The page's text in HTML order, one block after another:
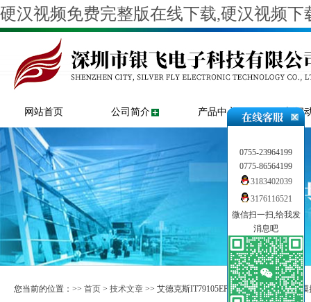
硬汉视频免费完整版在线下载,硬汉视频
网站首页 公司简介 产品中心 新闻
您当前的位置：>> 首页 > 技术文章 >> 艾德克斯IT79105EP-350-525回馈式电网
0755-23964199
0775-86564199
3183402039
3176116521
微信扫一扫,给我发
消息吧